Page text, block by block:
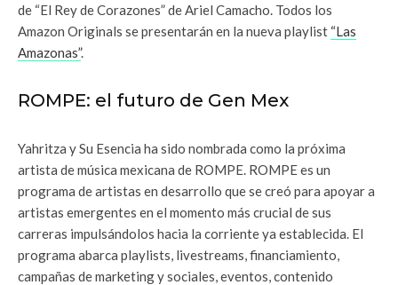
de “El Rey de Corazones” de Ariel Camacho. Todos los
Amazon Originals se presentarán en la nueva playlist “Las
Amazonas”.
ROMPE: el futuro de Gen Mex
Yahritza y Su Esencia ha sido nombrada como la próxima
artista de música mexicana de ROMPE. ROMPE es un
programa de artistas en desarrollo que se creó para apoyar a
artistas emergentes en el momento más crucial de sus
carreras impulsándolos hacia la corriente ya establecida. El
programa abarca playlists, livestreams, financiamiento,
campañas de marketing y sociales, eventos, contenido